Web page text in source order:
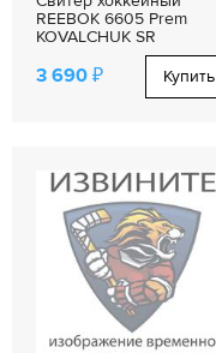
REEBOK 6605 Prem
KOVALCHUK SR
3 690 ₽ Купить